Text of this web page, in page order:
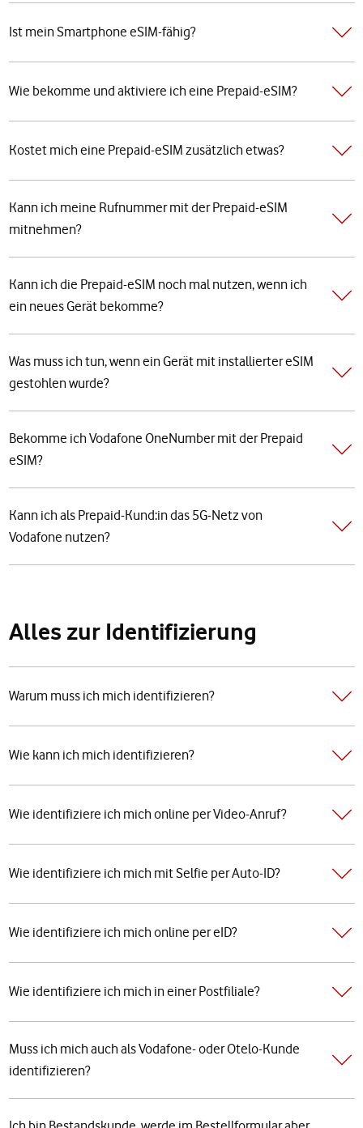
Ist mein Smartphone eSIM-fähig?
Wie bekomme und aktiviere ich eine Prepaid-eSIM?
Kostet mich eine Prepaid-eSIM zusätzlich etwas?
Kann ich meine Rufnummer mit der Prepaid-eSIM
mitnehmen?
Kann ich die Prepaid-eSIM noch mal nutzen, wenn ich
ein neues Gerät bekomme?
Was muss ich tun, wenn ein Gerät mit installierter eSIM
gestohlen wurde?
Bekomme ich Vodafone OneNumber mit der Prepaid
eSIM?
Kann ich als Prepaid-Kund:in das 5G-Netz von
Vodafone nutzen?
Alles zur Identifizierung
Warum muss ich mich identifizieren?
Wie kann ich mich identifizieren?
Wie identifiziere ich mich online per Video-Anruf?
Wie identifiziere ich mich mit Selfie per Auto-ID?
Wie identifiziere ich mich online per eID?
Wie identifiziere ich mich in einer Postfiliale?
Muss ich mich auch als Vodafone- oder Otelo-Kunde
identifizieren?